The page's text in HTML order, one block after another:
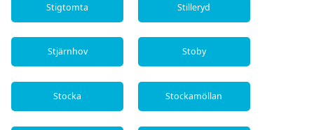
Stigtomta Stilleryd
Stjärnhov Stoby
Stocka Stockamöllan